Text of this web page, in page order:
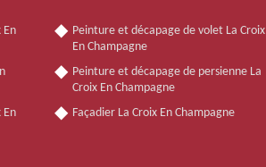
En
En
Peinture et décapage de volet La Croix
En Champagne
Peinture et décapage de persienne La
Croix En Champagne
Façadier La Croix En Champagne